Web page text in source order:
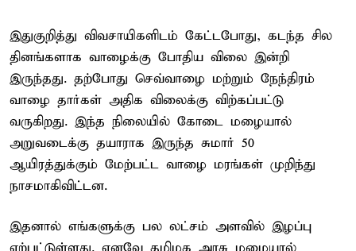
இதுகுறித்து விவசாயிகளிடம் கேட்டபோது, கடந்த சில
தினங்களாக வாழைக்கு போதிய விலை இன்றி
இருந்தது. தற்போது செவ்வாழை மற்றும் நேந்திரம்
வாழை தார்கள் அதிக விலைக்கு விற்கப்பட்டு
வருகிறது. இந்த நிலையில் கோடை மழையால்
அறுவடைக்கு தயாராக இருந்த சுமார் 50
ஆயிரத்துக்கும் மேற்பட்ட வாழை மரங்கள் முறிந்து
நாசமாகிவிட்டன.
இதனால் எங்களுக்கு பல லட்சம் அளவில் இழப்பு